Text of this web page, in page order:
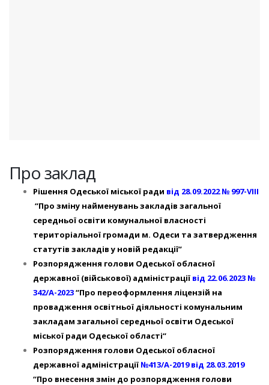
Про заклад
Рішення Одеської міської ради від 28.09.2022№ 997-VIІI
“Про зміну найменувань закладів загальної
середньої освіти комунальної власності
територіальної громади м. Одеси та затвердження
статутів закладів у новій редакції”
Розпорядження голови Одеської обласної
державної (військової) адміністрації від 22.06.2023 №
342/А-2023“Про переоформлення ліцензій на
провадження освітньої діяльності комунальним
закладам загальної середньої освіти Одеської
міської ради Одеської області“
Розпорядження голови Одеської обласної
державної адміністрації №413/А-2019 від 28.03.2019
“Про внесення змін до розпорядження голови